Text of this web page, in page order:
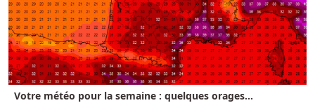
Votre météo pour la semaine : quelques orages...